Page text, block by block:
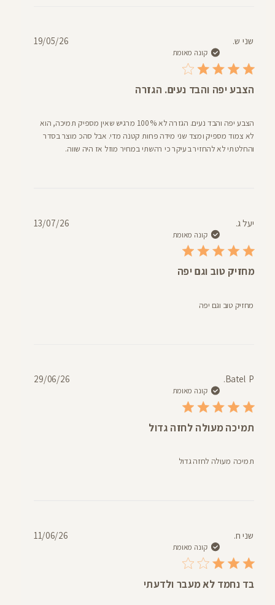
שני ש.
קונה מאומת
הצבע יפה והבד נעים. הגזרה
הצבע יפה והבד נעים. הגזרה לא 100% מרגיש שאין מספיק תמיכה, הוא
לא צמוד מספיק ומצד שני מידה פחות קטנה מדי. אבל סהכ מוצר בסדר
והחלטתי לא להחזיר בעיקר כי רהשתי במחיר מוזל אז היה שווה.
תאריך19/05/26
יעל ג.
קונה מאומת
מחזיק טוב וגם יפה
מחזיק טוב וגם יפה
13/07/26
Batel P.
קונה מאומת
תמיכה מעולה לחזה גדול
תמיכה מעולה לחזה גדול
29/06/26
שני ח.
קונה מאומת
בד נחמד לא מעבר ולדעתי
תאריך11/06/26